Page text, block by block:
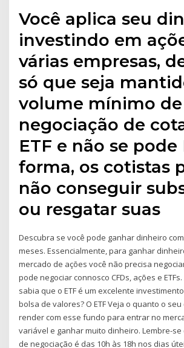
Você aplica seu
investindo em
várias empresas,
só que seja
volume mínimo de
negociação de
ETF e não se pode
forma, os cotistas
não conseguir
ou resgatar suas
Descubra se você pode ganhar dinheiro
meses. Essencialmente, para ganhar
mercado de ações você não precisa
pode negociar connosco CFDs, ações e ETFs.
sabia que o ETF é um excelente
bolsa de valores? O ETF Veja o quanto o
render com esse fundo para entrar no
variável e ganhar muito dinheiro. Lembre-
de negociação é das 10h às 18h nos dias